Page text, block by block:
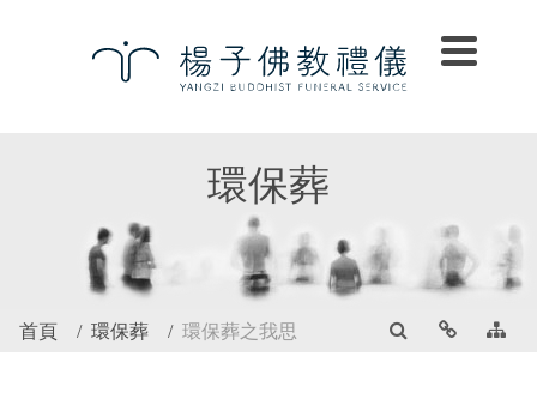
環保葬
首頁 環保葬 環保葬之我思